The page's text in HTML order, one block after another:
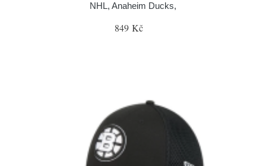
NHL, Anaheim Ducks,
849 Kč